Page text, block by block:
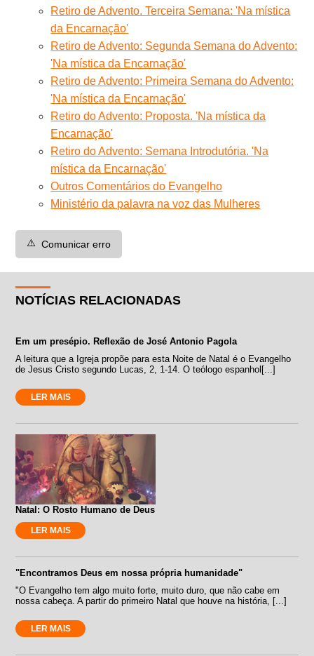
Retiro de Advento. Terceira Semana: 'Na mística
da Encarnação'
Retiro de Advento: Segunda Semana do Advento:
'Na mística da Encarnação'
Retiro de Advento: Primeira Semana do Advento:
'Na mística da Encarnação'
Retiro do Advento: Proposta. 'Na mística da
Encarnação'
Retiro do Advento: Semana Introdutória. 'Na
mística da Encarnação'
Outros Comentários do Evangelho
Ministério da palavra na voz das Mulheres
⚠️ Comunicar erro
NOTÍCIAS RELACIONADAS
Em um presépio. Reflexão de José Antonio Pagola
A leitura que a Igreja propõe para esta Noite de Natal é o Evangelho
de Jesus Cristo segundo Lucas, 2, 1-14. O teólogo espanhol[...]
LER MAIS
Natal: O Rosto Humano de Deus
LER MAIS
"Encontramos Deus em nossa própria humanidade"
"O Evangelho tem algo muito forte, muito duro, que não cabe em
nossa cabeça. A partir do primeiro Natal que houve na história, [...]
LER MAIS